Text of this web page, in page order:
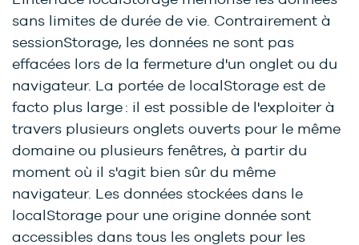
sans limites de durée de vie. Contrairement à
sessionStorage, les données ne sont pas
effacées lors de la fermeture d'un onglet ou du
navigateur. La portée de localStorage est de
facto plus large : il est possible de l'exploiter à
travers plusieurs onglets ouverts pour le même
domaine ou plusieurs fenêtres, à partir du
moment où il s'agit bien sûr du même
navigateur. Les données stockées dans le
localStorage pour une origine donnée sont
accessibles dans tous les onglets pour les